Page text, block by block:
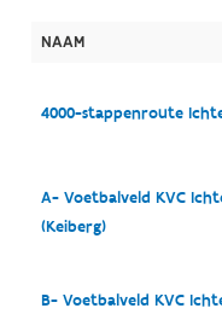
NAAM
4000-stappenroute
A- Voetbalveld KVC
(Keiberg)
B- Voetbalveld KVC